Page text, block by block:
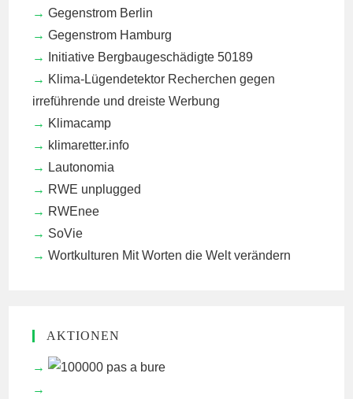
Gegenstrom Berlin
Gegenstrom Hamburg
Initiative Bergbaugeschädigte 50189
Klima-Lügendetektor Recherchen gegen
irreführende und dreiste Werbung
Klimacamp
klimaretter.info
Lautonomia
RWE unplugged
RWEnee
SoVie
Wortkulturen Mit Worten die Welt verändern
AKTIONEN